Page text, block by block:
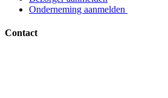
Onderneming aanmelden ​​​​‌ ‍ ​‍​‍‌‍ ‌ ​‍‌‍‍‌‌‍‌ ‌‍‍‌‌‍ ‍​‍​‍​ ‍‍​‍​‍‌ ​ ‌‍​‌‌‍ ‍‌‍‍‌‌ ‌​‌ ‍‌​‍ ‍‌‍‍‌‌‍ ​‍​‍​‍ ​​‍​‍‌‍‍​‌ ​‍‌‍‌‌‌‍‌‍​‍​‍​ ‍‍​‍​‍‌‍‍​‌ ‌​‌ ‌​‌ ​​​ ‍‍​‍ ​‍ ‌‍ ​‌‍ ‌‍​ ‌‍​‌‌‍ ​‌‍‍​‌‍ ‌ ​ ‌ ‌​​ ‍‍​ ​ ​ ​ ​ ​ ​ ​ ​‍ ‌‍‍‌‌‍ ‍‌ ‌​‌‍‌‌‌‍ ‍‌ ‌​​‍ ‌‍‌‌‌‍‌​‌‍‍‌‌ ‌​​‍ ‌‍ ‌‌‍ ‌‍‌​‌‍‌‌​ ‌‌ ​​‌ ​‍‌‍‌‌‌ ​ ‌‍‌‌‌‍ ‍‌ ‌​‌‍​‌‌ ‌​‌‍‍‌‌‍ ‌‍ ‍​ ‍ ‌‍‍‌‌‍‌​​ ‌‌‍‌ ‌‍ ​‌‍ ‌‍​‍‌‍​‌‌‍ ​​ ‍ ‌ ‌​‌ ‍‌‌ ​​‌‍‌‌​ ‌‌‍‌ ‌‍ ​‌‍ ‌‍​‍‌‍​‌‌‍ ​​ ‍ ‌ ​​‌‍​‌‌ ‌​‌‍‍​​ ‌‌‍‌‍‌‍ ‌‍ ‌ ‌​‌‍‌‌‌ ​‍​‍ ‍‌ ​​‌‍​‌‌‍‌ ‌‍‌‌‌ ​ ​‍‌‌​ ‌‌‌​​‍‌‌ ‌‍‍ ‌‍‌‌‌ ‍‌​‍‌‌​ ​ ‌​‌​​‍‌‌​ ​ ‌​‌​​‍‌‌​ ​‍​ ​‍​ ‌ ​ ‌ ​ ‍‌​ ​ ​ ​‌‌‍​ ‌‍​‌​ ‌‍​ ​‌‌‍​‍​ ‌‍‌‍​ ​‍‌‌​ ​‍​ ​‍​‍‌‌​ ‌‌‌​‌​​‍ ‍‌‍ ​‌‍​‌‌‍​‍‌‍‌‌‌‍ ​​ ‌‍​‍‌‍​‌‌ ​ ‌‍‌‌‌‌‌‌‌ ​‍‌‍ ​​ ‌‌‍‍​‌ ‌​‌ ‌​‌ ​​​‍‌‌​ ​ ‌​​‌​‍‌‌​ ​‍‌​‌‍​‍‌‌​ ​‍‌​‌‍‌‍ ​‌‍ ‌‍​ ‌‍​‌‌‍ ​‌‍‍​‌‍ ‌ ​ ‌ ‌​​‍‌‌​ ​ ‌​​‌​ ​ ​ ​ ​ ​ ​ ​ ​‍‌‍‌‍‍‌‌‍‌​​ ‌‌‍‌ ‌‍ ​‌‍ ‌‍​‍‌‍​‌‌‍ ​​‍‌‍‌ ‌​‌ ‍‌‌ ​​‌‍‌‌​ ‌‌‍‌ ‌‍ ​‌‍ ‌‍​‍‌‍​‌‌‍ ​​‍‌‍‌ ​​‌‍​‌‌ ‌​‌‍‍​​ ‌‌‍‌‍‌‍ ‌‍ ‌ ‌​‌‍‌‌‌ ​‍​‍ ‍‌ ​​‌‍​‌‌‍‌ ‌‍‌‌‌ ​ ​‍‌‌​ ‌‌‌​​‍‌‌ ‌‍‍ ‌‍‌‌‌ ‍‌​‍‌‌​ ​ ‌​‌​​‍‌‌​ ​ ‌​‌​​‍‌‌​ ​‍​ ​‍​ ‌ ​ ‌ ​ ‍‌​ ​ ​ ​‌‌‍​ ‌‍​‌​ ‌‍​ ​‌‌‍​‍​ ‌‍‌‍​ ​‍‌‌​ ​‍​ ​‍​‍‌‌​ ‌‌‌​‌​​‍ ‍‌‍ ​‌‍​‌‌‍​‍‌‍‌‌‌‍ ​​‍‌‍‌ ​​‌‍‌‌‌ ​‍‌ ​ ‌ ​​‌‍‌‌‌‍​ ‌ ‌​‌‍‍‌‌ ‌‍‌‍‌‌​ ‌‌ ​​‌ ‌‌‌‍​‍‌‍ ​‌‍‍‌‌ ​ ‌‍‍​‌‍‌‌‌‍‌​​‍​‍‌ ‌
Contact